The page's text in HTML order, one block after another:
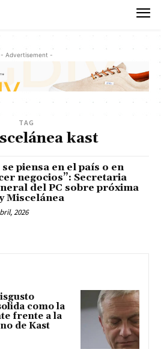
- Advertisement -
TAG
kast
se piensa en el país o en
negocios”: Secretaria
del PC sobre próxima
Miscelánea
2026
como la
frente a la
de Kast